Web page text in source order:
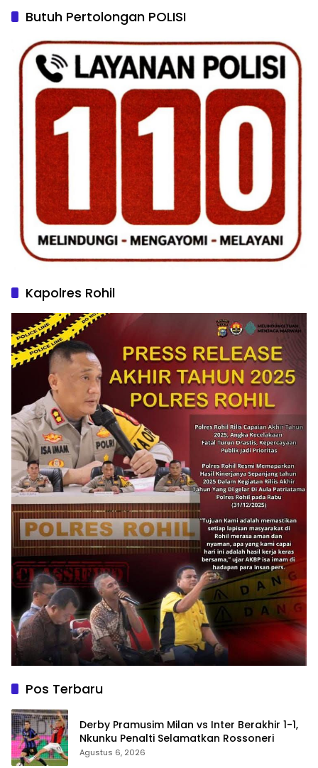
Butuh Pertolongan POLISI
Kapolres Rohil
Pos Terbaru
Derby Pramusim Milan vs Inter Berakhir 1-1,
Nkunku Penalti Selamatkan Rossoneri
Agustus 6, 2026